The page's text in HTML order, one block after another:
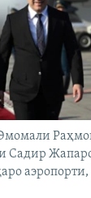
Садир
аэропорти,